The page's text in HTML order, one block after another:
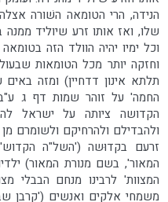
הנידה, הרי הטומאה השׁורה
שלו, ואז אותו זרע שיוליד
וכל ימיו יהיה הוולד הזה
וחזקה יותר מכל הטומאות
תלתא אינון דדחיין) ומזה
החמה' על זוהר שמות דף ג
הקדושה ציותה על ישראל
ולהבדילם ולהרחיקם ולשומרם
זרעם בקדוּשה ('השל"ה
המאור', בשם מנורת המאור)
המצוות' לרבינו מנחם הבבלי
משמחי אלקים ואנשים ('קרבן